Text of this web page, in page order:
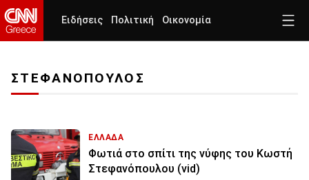
Ειδήσεις Πολιτική Οικονομία
ΣΤΕΦΑΝΟΠΟΥΛΟΣ
ΕΛΛΑΔΑ
Φωτιά στο σπίτι της νύφης του Κωστή
Στεφανόπουλου (vid)